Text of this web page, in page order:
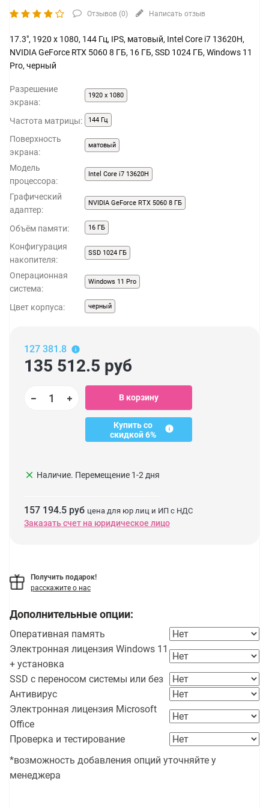
Отзывов (0) Написать отзыв
17.3", 1920 x 1080, 144 Гц, IPS, матовый, Intel Core i7 13620H,
NVIDIA GeForce RTX 5060 8 ГБ, 16 ГБ, SSD 1024 ГБ, Windows 11
Pro, черный
Разрешение
экрана:
1920 x 1080
Частота матрицы: 144 Гц
Поверхность
экрана:
матовый
Модель
процессора:
Intel Core i7 13620H
Графический
адаптер:
NVIDIA GeForce RTX 5060 8 ГБ
Объём памяти: 16 ГБ
Конфигурация
накопителя:
SSD 1024 ГБ
Операционная
система:
Windows 11 Pro
Цвет корпуса: черный
127 381.8
135 512.5 руб
В корзину
Купить со
скидкой 6%
clear Наличие. Перемещение 1-2 дня
157 194.5 руб цена для юр лиц и ИП с НДС
Заказать счет на юридическое лицо
Получить подарок!
расскажите о нас
Дополнительные опции:
Оперативная память
Электронная лицензия Windows 11
+ установка
SSD с переносом системы или без
Антивирус
Электронная лицензия Microsoft
Office
Проверка и тестирование
*возможность добавления опций уточняйте у
менеджера